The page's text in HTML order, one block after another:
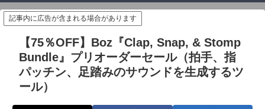
記事内に広告が含まれる場合があります
【75％OFF】Boz『Clap, Snap, & Stomp
Bundle』プリオーダーセール（拍手、指
パッチン、足踏みのサウンドを生成するツ
ール）